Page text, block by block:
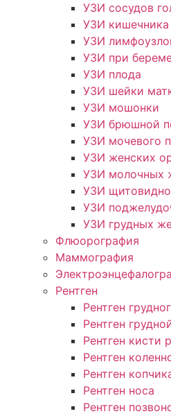
УЗИ сосудов
УЗИ кишечника
УЗИ
УЗИ при
УЗИ плода
УЗИ шейки
УЗИ мошонки
УЗИ брюшной
УЗИ мочевого
УЗИ женских
УЗИ молочных
УЗИ
УЗИ
УЗИ грудных
Флюорография
Маммография
Рентген
Рентген
Рентген
Рентген кисти
Рентген
Рентген
Рентген носа
Рентген